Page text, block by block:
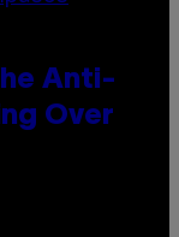
Anti-
Over